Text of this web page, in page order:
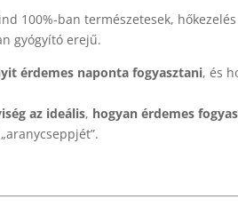
100%-ban természetesek,
gyógyító erejű.
érdemes naponta fogyasztani, és
az ideális, hogyan érdemes